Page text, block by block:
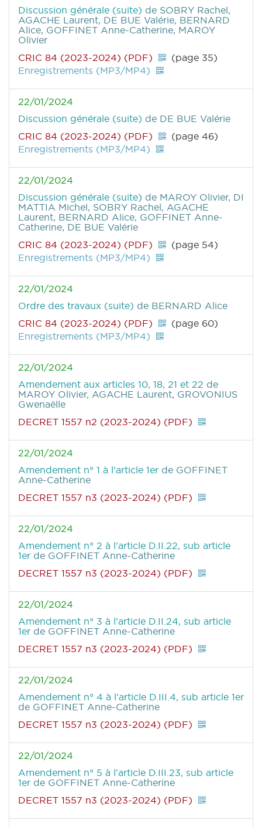
Discussion générale (suite) de SOBRY Rachel,
AGACHE Laurent, DE BUE Valérie, BERNARD
Alice, GOFFINET Anne-Catherine, MAROY
Olivier
CRIC 84 (2023-2024) (PDF)
(page 35)
Enregistrements (MP3/MP4)
22/01/2024
Discussion générale (suite) de DE BUE Valérie
CRIC 84 (2023-2024) (PDF)
(page 46)
Enregistrements (MP3/MP4)
22/01/2024
Discussion générale (suite) de MAROY Olivier, DI
MATTIA Michel, SOBRY Rachel, AGACHE
Laurent, BERNARD Alice, GOFFINET Anne-
Catherine, DE BUE Valérie
CRIC 84 (2023-2024) (PDF)
(page 54)
Enregistrements (MP3/MP4)
22/01/2024
Ordre des travaux (suite) de BERNARD Alice
CRIC 84 (2023-2024) (PDF)
(page 60)
Enregistrements (MP3/MP4)
22/01/2024
Amendement aux articles 10, 18, 21 et 22 de
MAROY Olivier, AGACHE Laurent, GROVONIUS
Gwenaëlle
DECRET 1557 n2 (2023-2024) (PDF)
22/01/2024
Amendement n° 1 à l'article 1er de GOFFINET
Anne-Catherine
DECRET 1557 n3 (2023-2024) (PDF)
22/01/2024
Amendement n° 2 à l'article D.II.22, sub article
1er de GOFFINET Anne-Catherine
DECRET 1557 n3 (2023-2024) (PDF)
22/01/2024
Amendement n° 3 à l'article D.II.24, sub article
1er de GOFFINET Anne-Catherine
DECRET 1557 n3 (2023-2024) (PDF)
22/01/2024
Amendement n° 4 à l'article D.III.4, sub article 1er
de GOFFINET Anne-Catherine
DECRET 1557 n3 (2023-2024) (PDF)
22/01/2024
Amendement n° 5 à l'article D.III.23, sub article
1er de GOFFINET Anne-Catherine
DECRET 1557 n3 (2023-2024) (PDF)